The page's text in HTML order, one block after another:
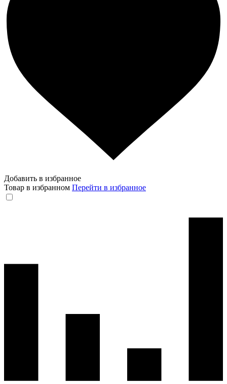
Добавить в избранное
Товар в избранном Перейти в избранное